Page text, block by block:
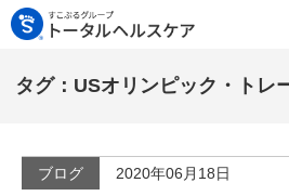
タグ：USオリンピック・トレ
ブログ 2020年06月18日